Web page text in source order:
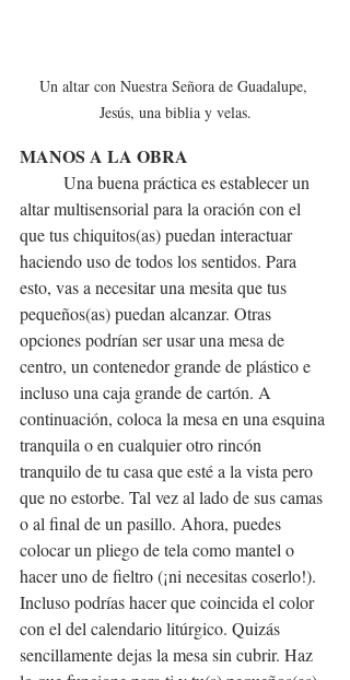
Un altar con Nuestra Señora de Guadalupe,
Jesús, una biblia y velas.
MANOS A LA OBRA
Una buena práctica es establecer un
altar multisensorial para la oración con el
que tus chiquitos(as) puedan interactuar
haciendo uso de todos los sentidos. Para
esto, vas a necesitar una mesita que tus
pequeños(as) puedan alcanzar. Otras
opciones podrían ser usar una mesa de
centro, un contenedor grande de plástico e
incluso una caja grande de cartón. A
continuación, coloca la mesa en una esquina
tranquila o en cualquier otro rincón
tranquilo de tu casa que esté a la vista pero
que no estorbe. Tal vez al lado de sus camas
o al final de un pasillo. Ahora, puedes
colocar un pliego de tela como mantel o
hacer uno de fieltro (¡ni necesitas coserlo!).
Incluso podrías hacer que coincida el color
con el del calendario litúrgico. Quizás
sencillamente dejas la mesa sin cubrir. Haz